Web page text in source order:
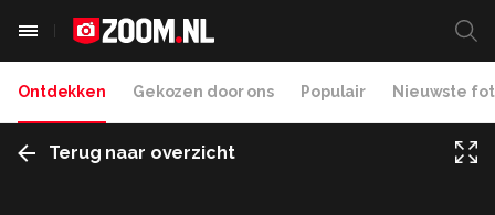
Ontdekken Gekozen door ons Populair Nieuwste
Terug naar overzicht